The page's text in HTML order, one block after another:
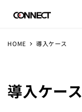
HOME 導入ケース
導入ケース